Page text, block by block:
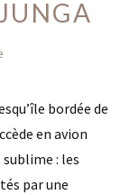
bordée de
en avion
: les
par une